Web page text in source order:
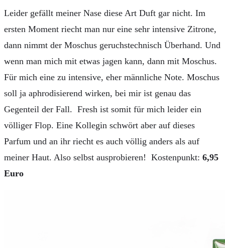
Leider gefällt meiner Nase diese Art Duft gar nicht. Im
ersten Moment riecht man nur eine sehr intensive Zitrone,
dann nimmt der Moschus geruchstechnisch Überhand. Und
wenn man mich mit etwas jagen kann, dann mit Moschus.
Für mich eine zu intensive, eher männliche Note. Moschus
soll ja aphrodisierend wirken, bei mir ist genau das
Gegenteil der Fall. Fresh ist somit für mich leider ein
völliger Flop. Eine Kollegin schwört aber auf dieses
Parfum und an ihr riecht es auch völlig anders als auf
meiner Haut. Also selbst ausprobieren! Kostenpunkt: 6,95
Euro